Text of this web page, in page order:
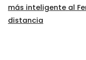
más inteligente al
distancia